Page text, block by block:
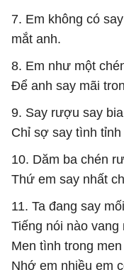
7. Em không có
mắt anh.
8. Em như một
Để anh say mãi
9. Say rượu say
Chỉ sợ say tình tỉnh
10. Dăm ba chén
Thứ em say nhất
11. Ta đang say
Tiếng nói nào vang
Men tình trong
Nhớ em nhiều em